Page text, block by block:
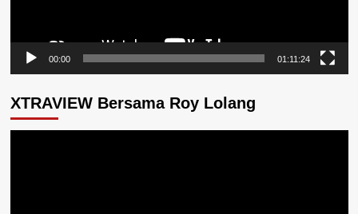
00:00 01:11:24
XTRAVIEW Bersama Roy Lolang